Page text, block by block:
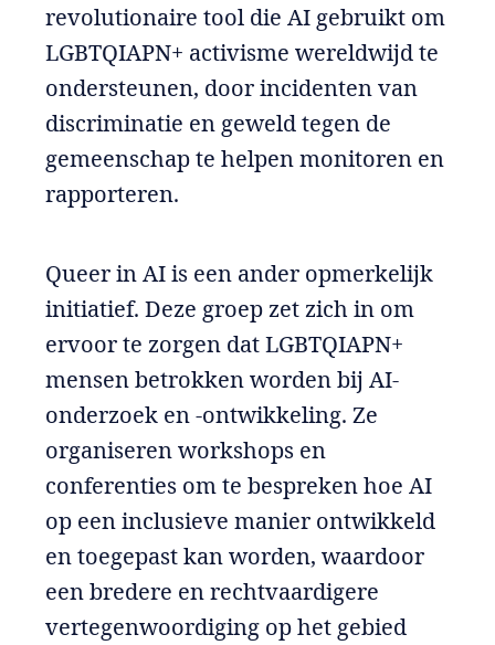
revolutionaire tool die AI gebruikt om
LGBTQIAPN+ activisme wereldwijd te
ondersteunen, door incidenten van
discriminatie en geweld tegen de
gemeenschap te helpen monitoren en
rapporteren.
Queer in AI is een ander opmerkelijk
initiatief. Deze groep zet zich in om
ervoor te zorgen dat LGBTQIAPN+
mensen betrokken worden bij AI-
onderzoek en -ontwikkeling. Ze
organiseren workshops en
conferenties om te bespreken hoe AI
op een inclusieve manier ontwikkeld
en toegepast kan worden, waardoor
een bredere en rechtvaardigere
vertegenwoordiging op het gebied